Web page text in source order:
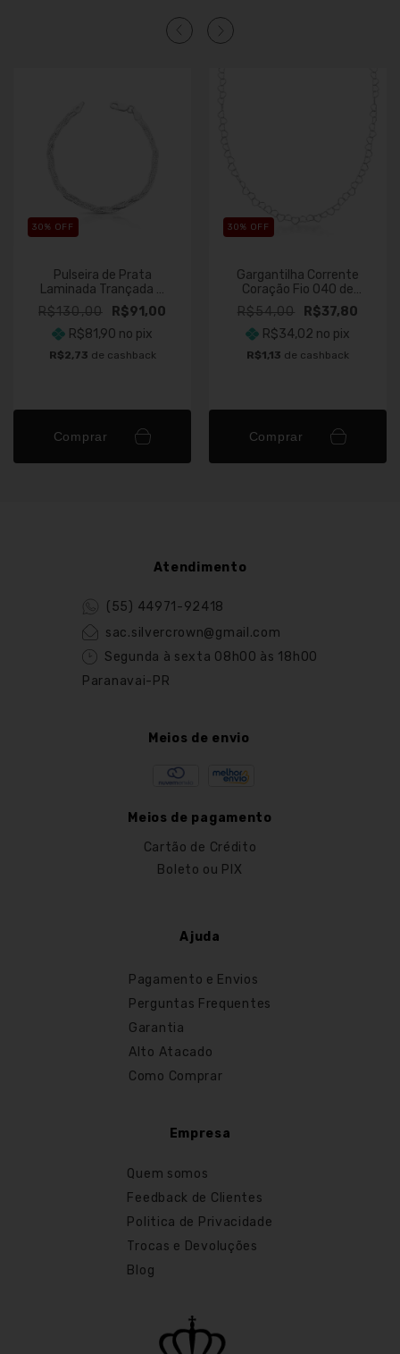
30% OFF
Pulseira de Prata
Laminada Trançada 3
fios
R$130,00
R$91,00
R$81,90 no pix
R$2,73 de cashback
Comprar
30% OFF
Gargantilha Corrente
Coração Fio 040 de
Prata 45cm
R$54,00
R$37,80
R$34,02 no pix
R$1,13 de cashback
Comprar
Atendimento
(55) 44971-92418
sac.silvercrown@gmail.com
Segunda à sexta 08h00 às 18h00
Paranavai-PR
Meios de envio
Meios de pagamento
Cartão de Crédito
Boleto ou PIX
Ajuda
Pagamento e Envios
Perguntas Frequentes
Garantia
Alto Atacado
Como Comprar
Empresa
Quem somos
Feedback de Clientes
Politica de Privacidade
Trocas e Devoluções
Blog